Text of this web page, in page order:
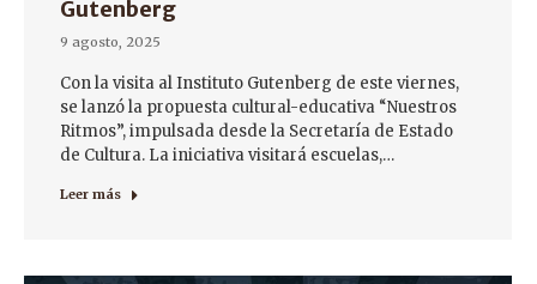
Gutenberg
9 agosto, 2025
Con la visita al Instituto Gutenberg de este viernes,
se lanzó la propuesta cultural-educativa “Nuestros
Ritmos”, impulsada desde la Secretaría de Estado
de Cultura. La iniciativa visitará escuelas,…
Leer más